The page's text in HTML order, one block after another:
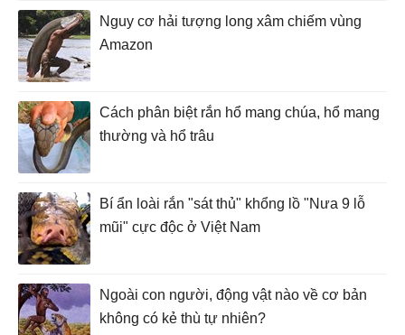
Nguy cơ hải tượng long xâm chiếm vùng
Amazon
Cách phân biệt rắn hổ mang chúa, hổ mang
thường và hổ trâu
Bí ẩn loài rắn "sát thủ" khổng lồ "Nưa 9 lỗ
mũi" cực độc ở Việt Nam
Ngoài con người, động vật nào về cơ bản
không có kẻ thù tự nhiên?